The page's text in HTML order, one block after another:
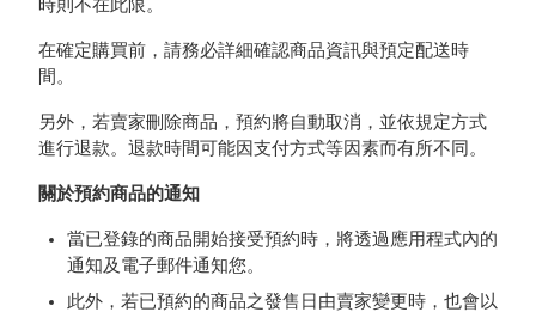
時則不在此限。
在確定購買前，請務必詳細確認商品資訊與預定配送時
間。
另外，若賣家刪除商品，預約將自動取消，並依規定方式
進行退款。退款時間可能因支付方式等因素而有所不同。
關於預約商品的通知
當已登錄的商品開始接受預約時，將透過應用程式內的
通知及電子郵件通知您。
此外，若已預約的商品之發售日由賣家變更時，也會以